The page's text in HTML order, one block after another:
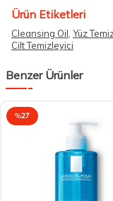
Ürün Etiketleri
Cleansing Oil, Yüz
Cilt Temizleyici
Benzer Ürünler
%27